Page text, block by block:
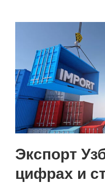
Экспорт
цифрах и